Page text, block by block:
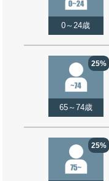
0～24歳
25%
65～74歳
25%